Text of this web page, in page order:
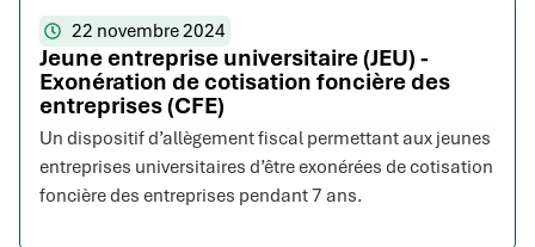
22 novembre 2024
Jeune entreprise universitaire (JEU) -
Exonération de cotisation foncière des
entreprises (CFE)
Un dispositif d’allègement fiscal permettant aux jeunes
entreprises universitaires d’être exonérées de cotisation
foncière des entreprises pendant 7 ans.